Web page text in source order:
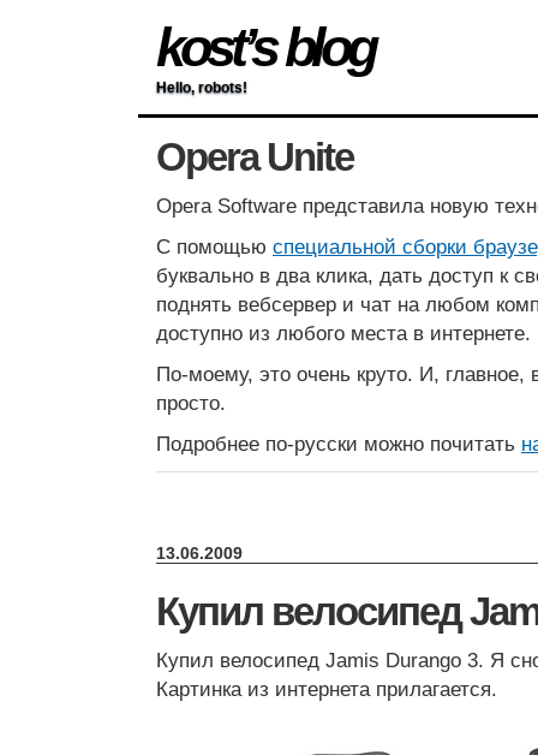
kost’s blog
Hello, robots!
Opera Unite
Opera Software представила новую
С помощью специальной сборки
буквально в два клика, дать доступ к
поднять вебсервер и чат на любом
доступно из любого места в интернете.
По-моему, это очень круто. И, главное,
просто.
Подробнее по-русски можно почитать
13.06.2009
Купил велосипед
Купил велосипед Jamis Durango 3. Я
Картинка из интернета прилагается.